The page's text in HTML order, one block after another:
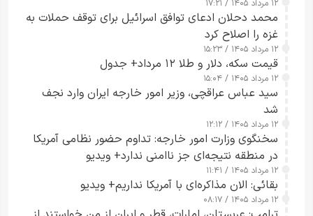
۱۲ مرداد ۱۴۰۵ / ۱۷:۲۱
محمد دحلان ادعای توافق اسرائیل برای توقف حملات به
غزه را اصلاح کرد
۱۲ مرداد ۱۴۰۵ / ۱۵:۲۳
قیمت سکه، دلار و طلا ۱۲ مرداد+ جدول
۱۲ مرداد ۱۴۰۵ / ۱۵:۰۴
سید عباس عراقچی، وزیر امور خارجه ایران وارد نجف
شد
۱۲ مرداد ۱۴۰۵ / ۱۲:۱۲
سخنگوی وزارت امور خارجه: تداوم حضور نظامی آمریکا
در منطقه نتیجه‌ای جز ناامنی ندارد+ ویدیو
۱۲ مرداد ۱۴۰۵ / ۱۱:۴۱
بقائی: الان مذاکره‌ای با آمریکا نداریم+ ویدیو
۱۲ مرداد ۱۴۰۵ / ۰۸:۱۷